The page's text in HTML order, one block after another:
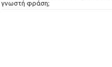
γνωστή φράση;